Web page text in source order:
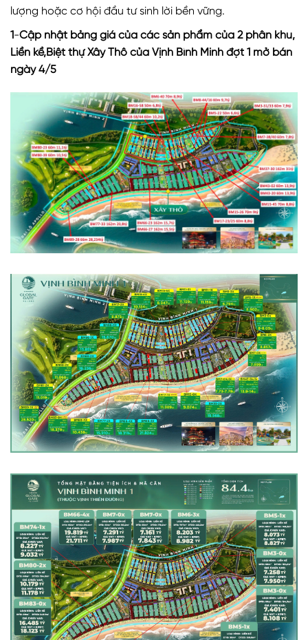
lượng hoặc cơ hội đầu tư sinh lời bền vững.
1-Cập nhật bảng giá của các sản phẩm của 2 phân khu,
Liền kề,Biệt thự Xây Thô của Vịnh Bình Minh đợt 1 mở bán
ngày 4/5